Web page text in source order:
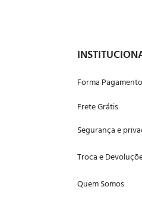
Forma
Frete Grátis
Segurança e
Troca e
Quem Somos